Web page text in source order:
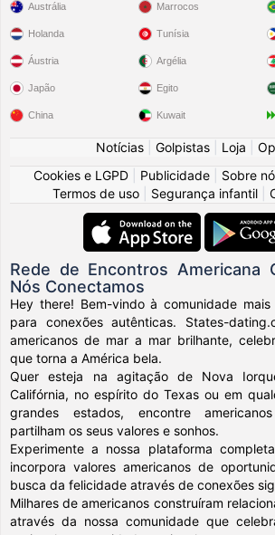
Austrália
Holanda
Áustria
Japão
China
Marrocos
Tunísia
Argélia
Egito
Kuwait
Notícias Golpistas Loja
Cookies e LGPD
Publicidade Sobre
Termos de uso
Segurança infantil
Rede de Encontros Americana
Nós Conectamos
Hey there! Bem-vindo à comunidade
para conexões autênticas. States-
americanos de mar a mar brilhante,
que torna a América bela.
Quer esteja na agitação de Nova
Califórnia, no espírito do Texas ou em
grandes estados, encontre
partilham os seus valores e sonhos.
Experimente a nossa plataforma
incorpora valores americanos de
busca da felicidade através de conexões
Milhares de americanos construíram
através da nossa comunidade que